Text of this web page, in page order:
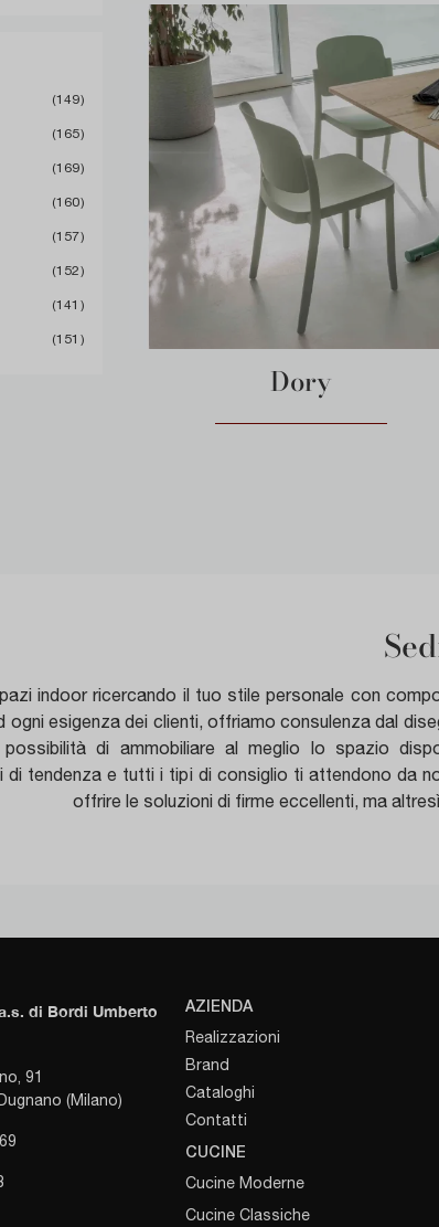
149
165
169
160
157
152
141
151
Dory
indoor ricercando il tuo stile personale con
ogni esigenza dei clienti, offriamo consulenza dal
di ammobiliare al meglio lo spazio
di tendenza e tutti i tipi di consiglio ti attendono da
offrire le soluzioni di firme eccellenti, ma
di Bordi Umberto
91
(Milano)
AZIENDA
Realizzazioni
Brand
Cataloghi
Contatti
CUCINE
Cucine Moderne
Cucine Classiche